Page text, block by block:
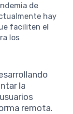
de
hay
faciliten el
los
la
remota.